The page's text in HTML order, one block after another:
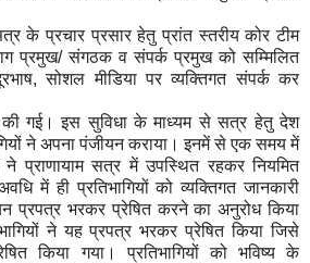
के प्रचार प्रसार हेतु प्रांत स्तरीय कोर टीम
प्रमुख/ संगठक व संपर्क प्रमुख को सम्मिलित
सोशल मीडिया पर व्यक्तिगत संपर्क कर
की गई। इस सुविधा के माध्यम से सत्र हेतु देश
ने अपना पंजीयन कराया। इनमें से एक समय में
ने प्राणायाम सत्र में उपस्थित रहकर नियमित
में ही प्रतिभागियों को व्यक्तिगत जानकारी
प्रपत्र भरकर प्रेषित करने का अनुरोध किया
ने यह प्रपत्र भरकर प्रेषित किया जिसे
किया गया। प्रतिभागियों को भविष्य के